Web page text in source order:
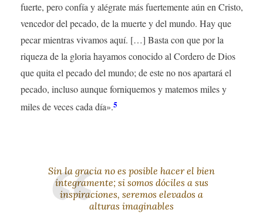
fuerte, pero confía y alégrate más fuertemente aún en Cristo,
vencedor del pecado, de la muerte y del mundo. Hay que
pecar mientras vivamos aquí. […] Basta con que por la
riqueza de la gloria hayamos conocido al Cordero de Dios
que quita el pecado del mundo; de este no nos apartará el
pecado, incluso aunque forniquemos y matemos miles y
miles de veces cada día».5
Sin la gracia no es posible hacer el bien
íntegramente; si somos dóciles a sus
inspiraciones, seremos elevados a
alturas imaginables